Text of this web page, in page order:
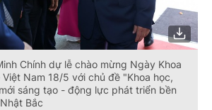
Chính dự lễ chào mừng Ngày Khoa
Nam 18/5 với chủ đề "Khoa học,
sáng tạo - động lực phát triển bền
Bắc